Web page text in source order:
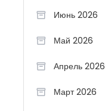
Июнь 2026
Май 2026
Апрель 2026
Март 2026